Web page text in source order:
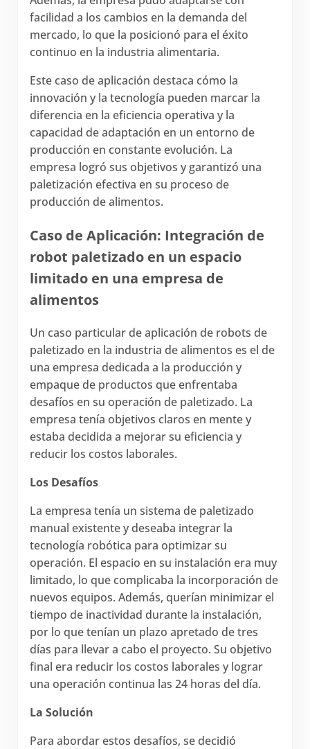
facilidad a los cambios en la demanda del
mercado, lo que la posicionó para el éxito
continuo en la industria alimentaria.
Este caso de aplicación destaca cómo la
innovación y la tecnología pueden marcar la
diferencia en la eficiencia operativa y la
capacidad de adaptación en un entorno de
producción en constante evolución. La
empresa logró sus objetivos y garantizó una
paletización efectiva en su proceso de
producción de alimentos.
Caso de Aplicación: Integración de
robot paletizado en un espacio
limitado en una empresa de
alimentos
Un caso particular de aplicación de robots de
paletizado en la industria de alimentos es el de
una empresa dedicada a la producción y
empaque de productos que enfrentaba
desafíos en su operación de paletizado. La
empresa tenía objetivos claros en mente y
estaba decidida a mejorar su eficiencia y
reducir los costos laborales.
Los Desafíos
La empresa tenía un sistema de paletizado
manual existente y deseaba integrar la
tecnología robótica para optimizar su
operación. El espacio en su instalación era muy
limitado, lo que complicaba la incorporación de
nuevos equipos. Además, querían minimizar el
tiempo de inactividad durante la instalación,
por lo que tenían un plazo apretado de tres
días para llevar a cabo el proyecto. Su objetivo
final era reducir los costos laborales y lograr
una operación continua las 24 horas del día.
La Solución
Para abordar estos desafíos, se decidió